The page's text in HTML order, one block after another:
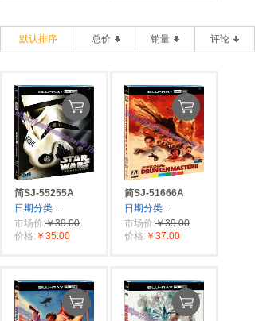
默认排序 总价 销量 评论
简SJ-55255A
日期分类 ...
市场价:￥39.00
价格: ￥35.00
简SJ-51666A
日期分类 ...
市场价:￥39.00
价格: ￥37.00